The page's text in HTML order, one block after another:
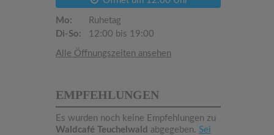
Mo:
Ruhetag
Di-So:
12:00 bis 19:00
Alle Öffnungszeiten ansehen
EMPFEHLUNGEN
Es wurden noch keine Empfehlungen zu
Waldcafé Teuchelwald abgegeben. Sei